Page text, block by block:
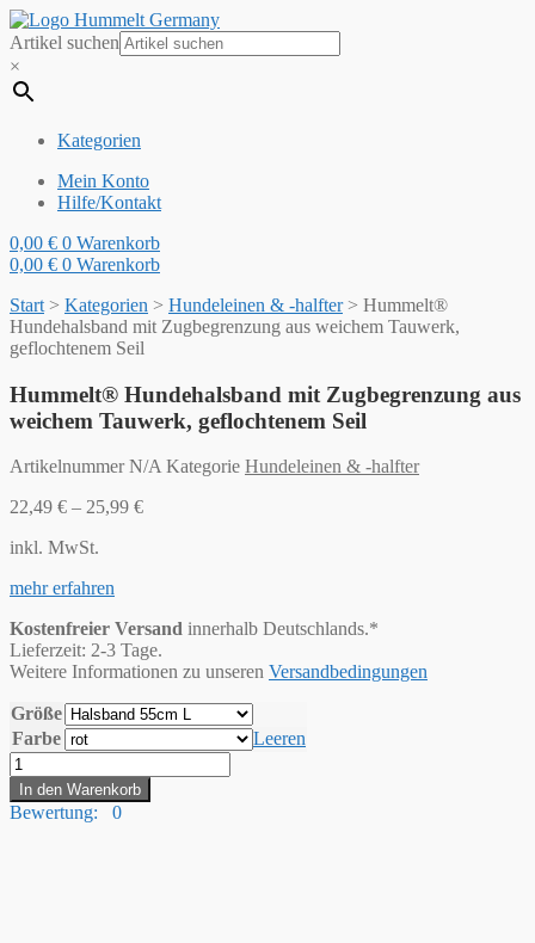
Artikel suchen
×
Kategorien
Mein Konto
Hilfe/Kontakt
0,00 € 0 Warenkorb
0,00 € 0 Warenkorb
Start > Kategorien > Hundeleinen & -halfter> Hummelt®
Hundehalsband mit Zugbegrenzung aus weichem Tauwerk,
geflochtenem Seil
Hummelt® Hundehalsband mit Zugbegrenzung aus
weichem Tauwerk, geflochtenem Seil
ArtikelnummerN/AKategorie Hundeleinen & -halfter
22,49 € – 25,99 €
inkl. MwSt.
mehr erfahren
Kostenfreier Versand innerhalb Deutschlands.*
Lieferzeit: 2-3 Tage.
Weitere Informationen zu unseren Versandbedingungen
Größe
Farbe
Leeren
Hummelt®
Hundehalsband
mit
Zugbegrenzung
In den Warenkorb
Bewertung: 0